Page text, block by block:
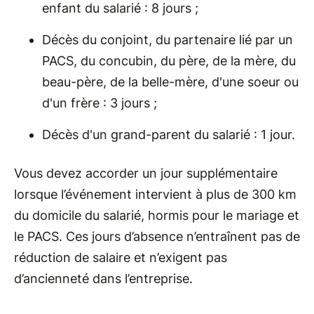
enfant du salarié : 8 jours ;
Décès du conjoint, du partenaire lié par un
PACS, du concubin, du père, de la mère, du
beau-père, de la belle-mère, d'une soeur ou
d'un frère : 3 jours ;
Décès d'un grand-parent du salarié : 1 jour.
Vous devez accorder un jour supplémentaire
lorsque l’événement intervient à plus de 300 km
du domicile du salarié, hormis pour le mariage et
le PACS. Ces jours d’absence n’entraînent pas de
réduction de salaire et n’exigent pas
d’ancienneté dans l’entreprise.